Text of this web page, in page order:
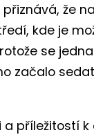
že
kde je
se
začalo
příležitostí k